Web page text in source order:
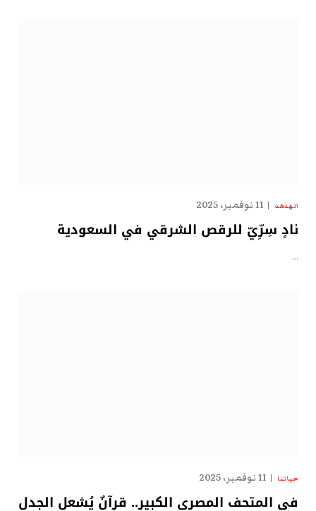
الهدهد 11 نوفمبر، 2025
نادٍ سِرِّيّ للرقص الشرقي في السعودية
…
حياتنا 11 نوفمبر، 2025
في المتحف المصري الكبير.. قرآنٌ يُشعل الجدل